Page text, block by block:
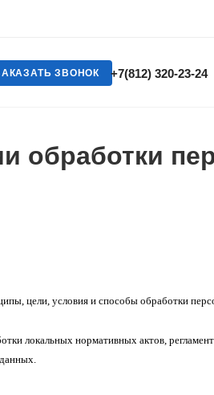
+7(812) 320-23-24
ЗВОНОК
обработки
цели, условия и способы обработки
локальных нормативных актов,